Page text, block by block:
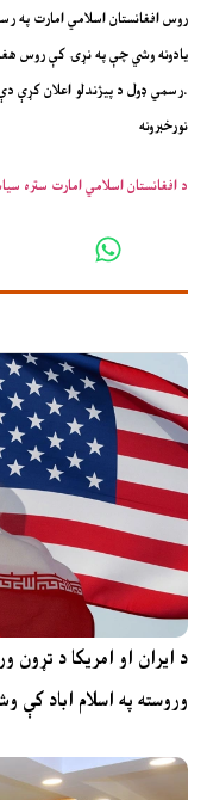
روس افغانستان اسلامي امارت په
یادونه وشي چې په نړۍ کې روس
رسمي ډول د پیژندلو اعلان کړې دې.
نورخبرونه
د افغانستان اسلامي امارت ستره
د ایران او امریکا د
وروسته په اسلام اباد کې